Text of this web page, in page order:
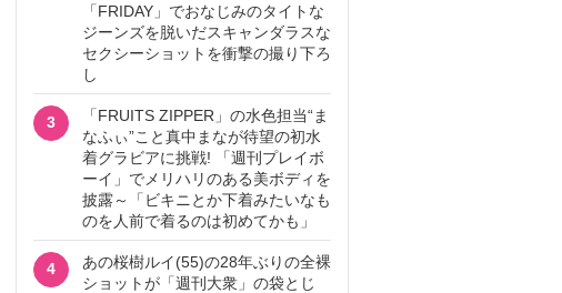
「FRIDAY」でおなじみのタイトな
ジーンズを脱いだスキャンダラスな
セクシーショットを衝撃の撮り下ろ
し
3
「FRUITS ZIPPER」の水色担当“ま
なふぃ”こと真中まなが待望の初水
着グラビアに挑戦! 「週刊プレイボ
ーイ」でメリハリのある美ボディを
披露～「ビキニとか下着みたいなも
のを人前で着るのは初めてかも」
4
あの桜樹ルイ(55)の28年ぶりの全裸
ショットが「週刊大衆」の袋とじ